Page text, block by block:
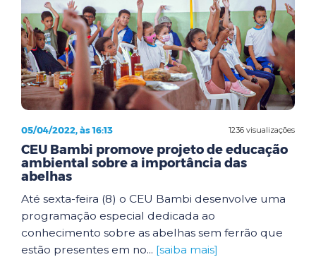
1236 visualizações
05/04/2022, às 16:13
CEU Bambi promove projeto de educação
ambiental sobre a importância das
abelhas
Até sexta-feira (8) o CEU Bambi desenvolve uma
programação especial dedicada ao
conhecimento sobre as abelhas sem ferrão que
estão presentes em no... [saiba mais]